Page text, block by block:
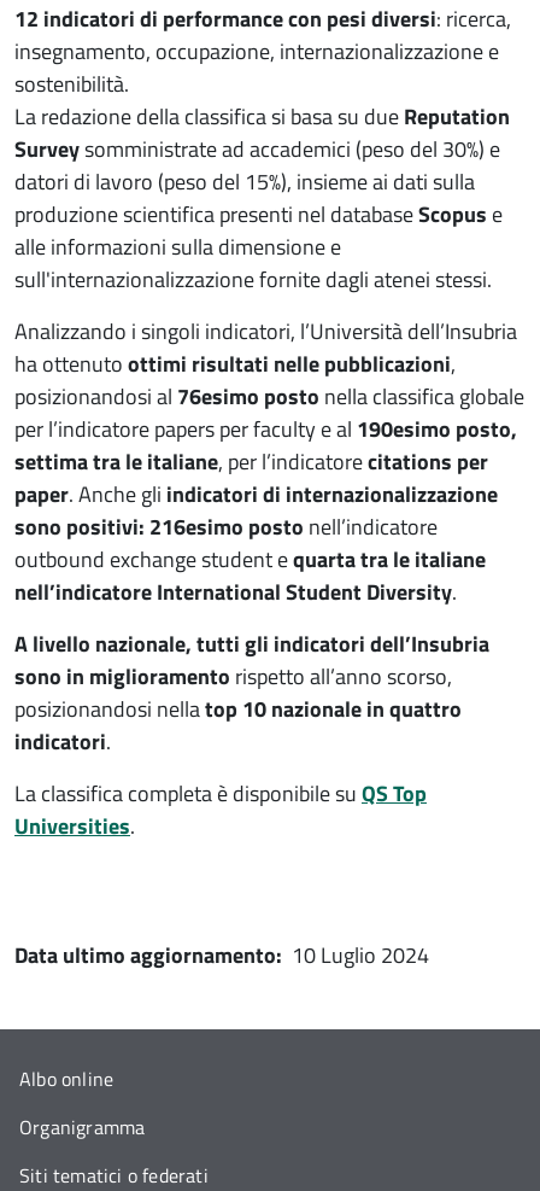
12 indicatori di performance con pesi diversi: ricerca,
insegnamento, occupazione, internazionalizzazione e
sostenibilità.
La redazione della classifica si basa su dueReputation
Surveysomministrate ad accademici (peso del 30%) e
datori di lavoro (peso del 15%), insieme ai dati sulla
produzione scientifica presenti nel databaseScopus e
alle informazioni sulla dimensione e
sull'internazionalizzazione fornite dagli atenei stessi.
Analizzando i singoli indicatori, l’Università dell’Insubria
ha ottenutoottimi risultati nelle pubblicazioni,
posizionandosi al 76esimo posto nella classifica globale
per l’indicatore papers per faculty e al 190esimo posto,
settima tra le italiane, per l’indicatorecitations per
paper. Anche gli indicatori di internazionalizzazione
sono positivi: 216esimo posto nell’indicatore
outbound exchange student equarta tra le italiane
nell’indicatore International Student Diversity.
A livello nazionale, tutti gli indicatori dell’Insubria
sono in miglioramento rispetto all’anno scorso,
posizionandosi nellatop 10 nazionale in quattro
indicatori.
La classifica completa è disponibile suQS Top
Universities.
Data ultimo aggiornamento: 10 Luglio 2024
Albo online
Organigramma
Siti tematici o federati